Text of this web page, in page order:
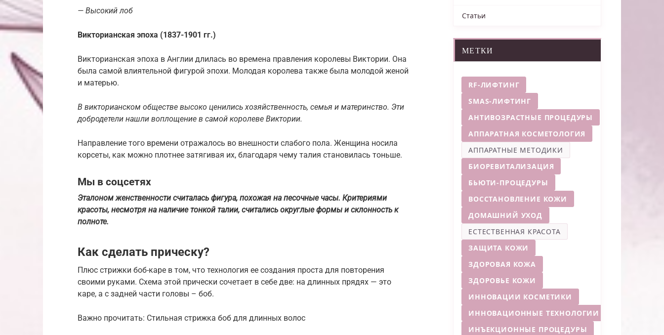
— Высокий лоб
Викторианская эпоха (1837-1901 гг.)
Викторианская эпоха в Англии длилась во времена правления королевы Виктории. Она
была самой влиятельной фигурой эпохи. Молодая королева также была молодой женой
и матерью.
В викторианском обществе высоко ценились хозяйственность, семья и материнство. Эти
добродетели нашли воплощение в самой королеве Виктории.
Направление того времени отражалось во внешности слабого пола. Женщина носила
корсеты, как можно плотнее затягивая их, благодаря чему талия становилась тоньше.
Мы в соцсетях
Эталоном женственности считалась фигура, похожая на песочные часы. Критериями
красоты, несмотря на наличие тонкой талии, считались округлые формы и склонность к
полноте.
Как сделать прическу?
Плюс стрижки боб-каре в том, что технология ее создания проста для повторения
своими руками. Схема этой прически сочетает в себе две: на длинных прядях — это
каре, а с задней части головы – боб.
Важно прочитать: Стильная стрижка боб для длинных волос
Статьи
МЕТКИ
RF-ЛИФТИНГ
SMAS-ЛИФТИНГ
АНТИВОЗРАСТНЫЕ ПРОЦЕДУРЫ
АППАРАТНАЯ КОСМЕТОЛОГИЯ
АППАРАТНЫЕ МЕТОДИКИ
БИОРЕВИТАЛИЗАЦИЯ
БЬЮТИ-ПРОЦЕДУРЫ
ВОССТАНОВЛЕНИЕ КОЖИ
ДОМАШНИЙ УХОД
ЕСТЕСТВЕННАЯ КРАСОТА
ЗАЩИТА КОЖИ
ЗДОРОВАЯ КОЖА
ЗДОРОВЬЕ КОЖИ
ИННОВАЦИИ КОСМЕТИКИ
ИННОВАЦИОННЫЕ ТЕХНОЛОГИИ
ИНЪЕКЦИОННЫЕ ПРОЦЕДУРЫ